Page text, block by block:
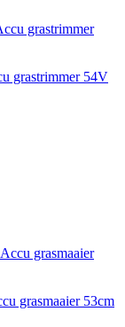
grastrimmer 54V
grasmaaier 53cm